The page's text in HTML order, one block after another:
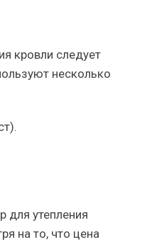
кровли следует
несколько
для утепления
на то, что цена